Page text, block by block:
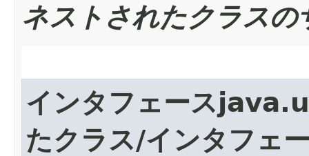
ネストされたクラスの
インタフェース
たクラス/インタフェ